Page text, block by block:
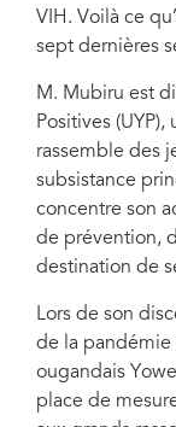
VIH. Voilà ce
sept dernières
M. Mubiru est
Positives
rassemble des
subsistance
concentre son
de prévention,
destination de
Lors de son
de la pandémie
ougandais
place de